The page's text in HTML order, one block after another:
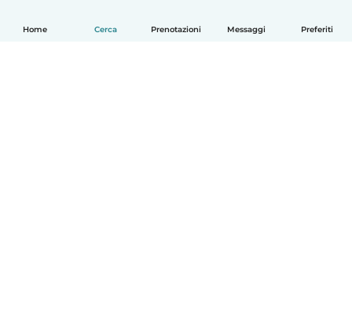
Home Cerca Prenotazioni Messaggi Preferiti